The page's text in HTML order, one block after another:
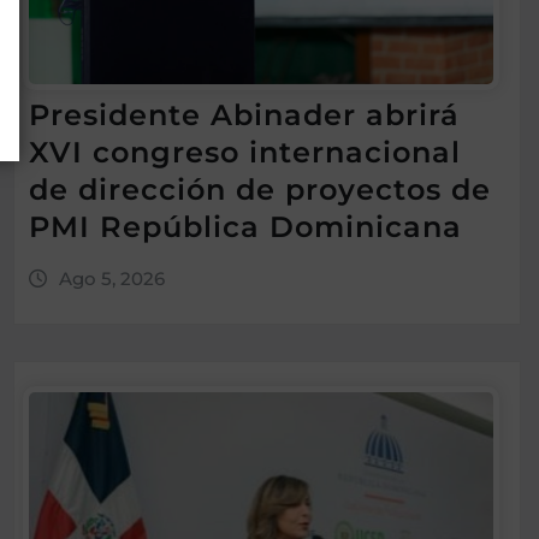
Presidente Abinader abrirá
XVI congreso internacional
de dirección de proyectos de
PMI República Dominicana
Ago 5, 2026